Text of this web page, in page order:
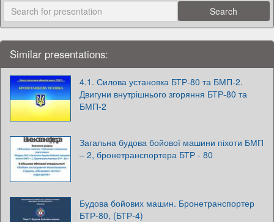
Similar presentations:
4.1. Силова установка БТР-80 та БМП-2.
Двигуни внутрішнього згоряння БТР-80 та
БМП-2
Загальна будова бойової машини піхоти БМП
– 2, бронетранспортера БТР - 80
Будова бойових машин. Бронетранспортер
БТР-80, (БТР-4)